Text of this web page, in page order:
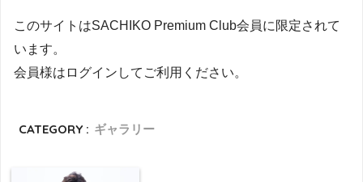
このサイトはSACHIKO Premium Club会員に限定されて
います。
会員様はログインしてご利用ください。
CATEGORY : ギャラリー